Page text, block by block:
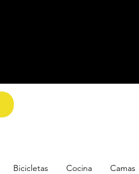
Bicicletas Cocina Camas